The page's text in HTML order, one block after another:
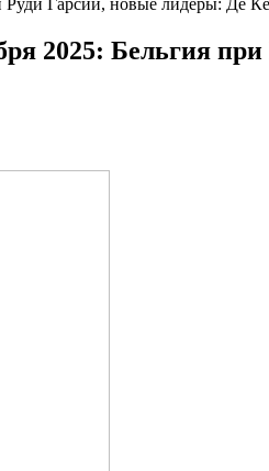
Гарсии, новые лидеры: Де
2025: Бельгия